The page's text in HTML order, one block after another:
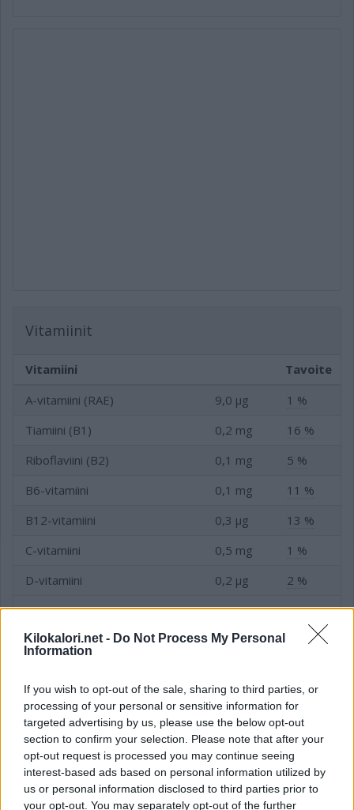
Kilokalori.net - Do Not Process My Personal
Information
If you wish to opt-out of the sale, sharing to third parties, or
processing of your personal or sensitive information for
targeted advertising by us, please use the below opt-out
section to confirm your selection. Please note that after your
opt-out request is processed you may continue seeing
interest-based ads based on personal information utilized by
us or personal information disclosed to third parties prior to
your opt-out. You may separately opt-out of the further
Vitamiinit
Vitamiini
Tavoite
A-vitamiini (RAE)
9,0 µg
1 %
Tiamiini (B1)
0,2 mg
16 %
Riboflaviini (B2)
0,1 mg
5 %
B6-vitamiini
0,1 mg
11 %
B12-vitamiini
0,3 µg
13 %
C-vitamiini
0,5 mg
1 %
D-vitamiini
0,2 µg
2 %
E-vitamiini
0,4 mg
6 %
Folaatti (B9-vitamiini)
2,0 µg
Kivennäis- ja hivenaineet
Kivennäis- tai hivenaine
Tavoite